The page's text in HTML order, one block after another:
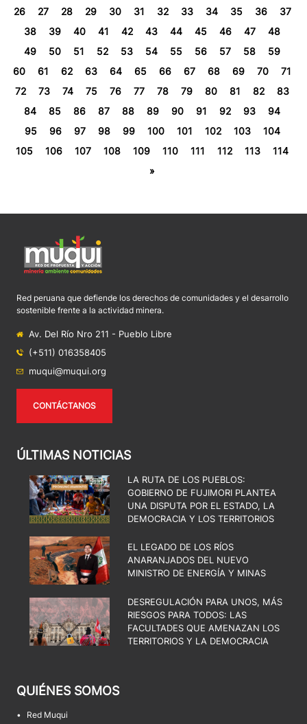
26
27 28 29 30 31 32 33 34 35 36
37
38
39 40 41 42 43 44 45 46 47
48
49
50 51 52 53 54 55 56 57 58
59
60
61 62 63 64 65 66 67 68 69 70
71
72
73 74 75 76 77 78 79 80 81 82
83
84
85 86 87 88 89 90 91 92 93
94
95
96 97 98 99 100 101 102 103
104
105
106 107 108 109 110 111 112 113
114
»
Red peruana que defiende los derechos de comunidades y el desarrollo
sostenible frente a la actividad minera.
Av. Del Río Nro 211 - Pueblo Libre
(+511) 016358405
muqui@muqui.org
CONTÁCTANOS
ÚLTIMAS NOTICIAS
LA RUTA DE LOS PUEBLOS:
GOBIERNO DE FUJIMORI PLANTEA
UNA DISPUTA POR EL ESTADO, LA
DEMOCRACIA Y LOS TERRITORIOS
EL LEGADO DE LOS RÍOS
ANARANJADOS DEL NUEVO
MINISTRO DE ENERGÍA Y MINAS
DESREGULACIÓN PARA UNOS, MÁS
RIESGOS PARA TODOS: LAS
FACULTADES QUE AMENAZAN LOS
TERRITORIOS Y LA DEMOCRACIA
QUIÉNES SOMOS
• Red Muqui